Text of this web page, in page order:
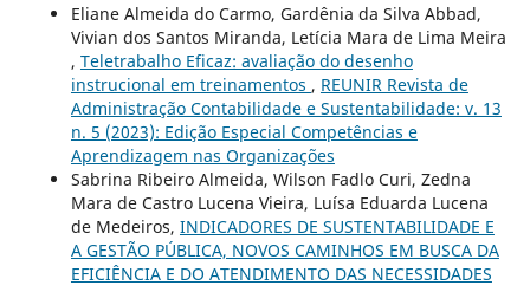
Eliane Almeida do Carmo, Gardênia da Silva Abbad,
Vivian dos Santos Miranda, Letícia Mara de Lima Meira
, Teletrabalho Eficaz: avaliação do desenho
instrucional em treinamentos , REUNIR Revista de
Administração Contabilidade e Sustentabilidade: v. 13
n. 5 (2023): Edição Especial Competências e
Aprendizagem nas Organizações
Sabrina Ribeiro Almeida, Wilson Fadlo Curi, Zedna
Mara de Castro Lucena Vieira, Luísa Eduarda Lucena
de Medeiros, INDICADORES DE SUSTENTABILIDADE E
A GESTÃO PÚBLICA, NOVOS CAMINHOS EM BUSCA DA
EFICIÊNCIA E DO ATENDIMENTO DAS NECESSIDADES